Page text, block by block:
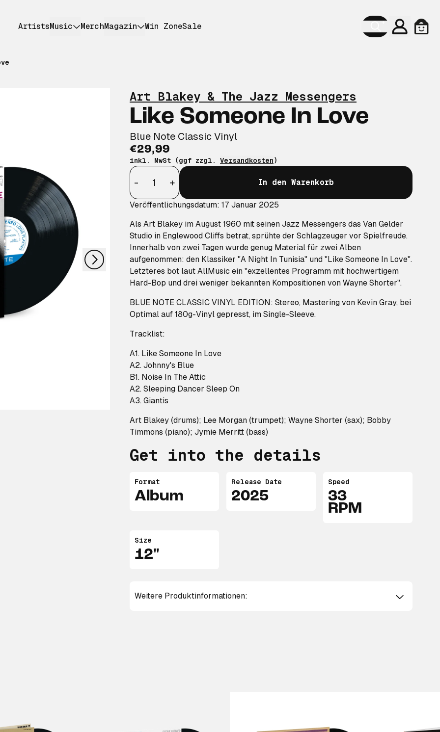
ArtistsMusic MerchMagazin Win ZoneSale
Konto
nächstes
Art Blakey & The Jazz Messengers
Like Someone In Love
Blue Note Classic Vinyl
€29,99
inkl. MwSt (ggf zzgl. Versandkosten)
Anzahl
-
+ In den Warenkorb
Veröffentlichungsdatum: 17 Januar 2025
Als Art Blakey im August 1960 mit seinen Jazz Messengers das Van Gelder
Studio in Englewood Cliffs betrat, sprühte der Schlagzeuger vor Spielfreude.
Innerhalb von zwei Tagen wurde genug Material für zwei Alben
aufgenommen: den Klassiker "A Night In Tunisia" und "Like Someone In Love".
Letzteres bot laut AllMusic ein "exzellentes Programm mit hochwertigem
Hard-Bop und drei weniger bekannten Kompositionen von Wayne Shorter".
BLUE NOTE CLASSIC VINYL EDITION: Stereo, Mastering von Kevin Gray, bei
Optimal auf 180g-Vinyl gepresst, im Single-Sleeve.
Tracklist:
A1. Like Someone In Love
A2. Johnny's Blue
B1. Noise In The Attic
A2. Sleeping Dancer Sleep On
A3. Giantis
Art Blakey (drums); Lee Morgan (trumpet); Wayne Shorter (sax); Bobby
Timmons (piano); Jymie Merritt (bass)
Get into the details
Format
Album
Release Date
2025
Speed
33
RPM
Size
12"
Weitere Produktinformationen: